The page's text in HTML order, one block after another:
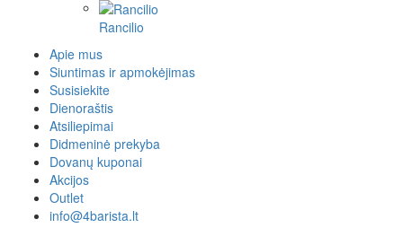
Rancilio
Apie mus
Siuntimas ir apmokėjimas
Susisiekite
Dienoraštis
Atsiliepimai
Didmeninė prekyba
Dovanų kuponai
Akcijos
Outlet
info@4barista.lt